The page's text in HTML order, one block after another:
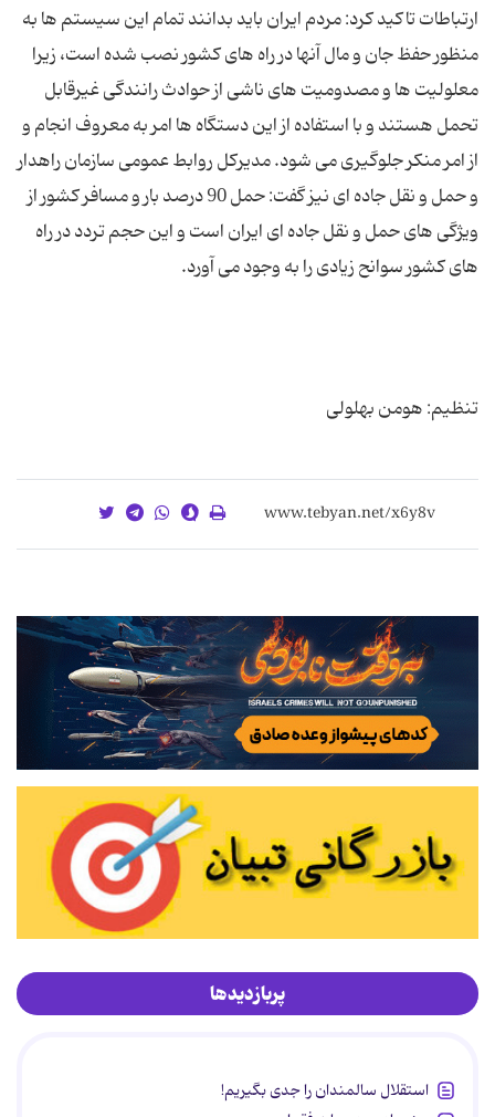
ارتباطات تاکید کرد: مردم ایران باید بدانند تمام این سیستم ها به
منظور حفظ جان و مال آنها در راه های کشور نصب شده است، زیرا
معلولیت ها و مصدومیت های ناشی از حوادث رانندگی غیرقابل
تحمل هستند و با استفاده از این دستگاه ها امر به معروف انجام و
از امر منکر جلوگیری می شود. مدیرکل روابط عمومی سازمان راهدار
و حمل و نقل جاده ای نیز گفت: حمل 90 درصد بار و مسافر کشور از
ویژگی های حمل و نقل جاده ای ایران است و این حجم تردد در راه
تنظیم: هومن بهلولی
پربازدیدها
استقلال سالمندان را جدی بگیریم!